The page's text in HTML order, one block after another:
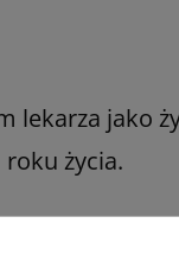
lekarza jako
życia.